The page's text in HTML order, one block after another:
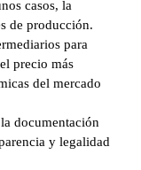
casos, la
de producción.
para
precio más
del mercado
documentación
y legalidad